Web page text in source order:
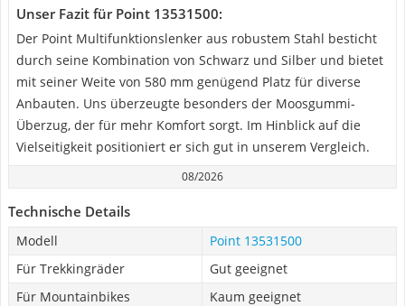
Unser Fazit für Point 13531500:
Der Point Multifunktionslenker aus robustem Stahl besticht
durch seine Kombination von Schwarz und Silber und bietet
mit seiner Weite von 580 mm genügend Platz für diverse
Anbauten. Uns überzeugte besonders der Moosgummi-
Überzug, der für mehr Komfort sorgt. Im Hinblick auf die
Vielseitigkeit positioniert er sich gut in unserem Vergleich.
08/2026
Technische Details
Modell
Point 13531500
Für Trekkingräder
Gut geeignet
Für Mountainbikes
Kaum geeignet